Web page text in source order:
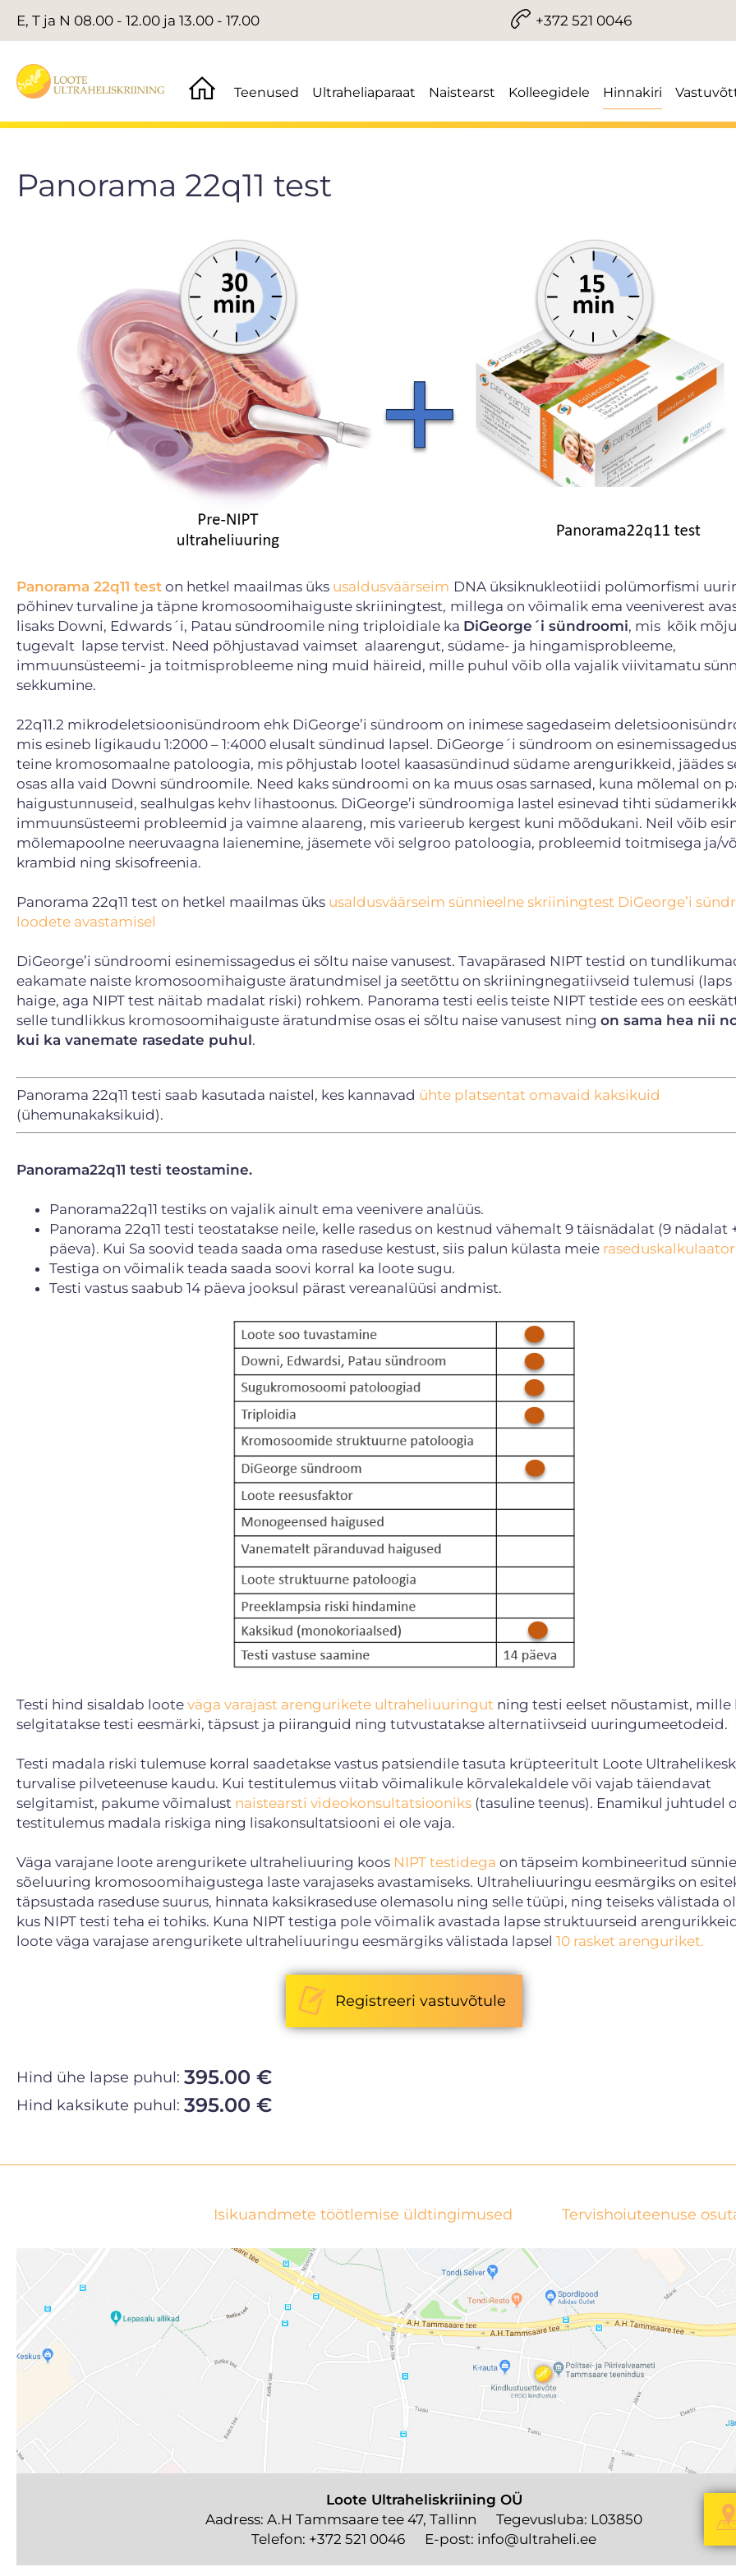
E, T ja N 08.00 - 12.00 ja 13.00 - 17.00 +372 521 0046
Teenused Ultraheliaparaat Naistearst Kolleegidele Hinnakiri
Panorama 22q11 test
Panorama 22q11 test on hetkel maailmas üks usaldusväärseim DNA üksiknukleotiidi polümorfismi
põhinev turvaline ja täpne kromosoomihaiguste skriiningtest, millega on võimalik ema veeniverest
lisaks Downi, Edwards´i, Patau sündroomile ning triploidiale ka DiGeorge´i sündroomi, mis kõik
tugevalt lapse tervist. Need põhjustavad vaimset alaarengut, südame- ja hingamisprobleeme,
immuunsüsteemi- ja toitmisprobleeme ning muid häireid, mille puhul võib olla vajalik viivitamatu
sekkumine.
22q11.2 mikrodeletsioonisündroom ehk DiGeorge’i sündroom on inimese sagedaseim
mis esineb ligikaudu 1:2000 – 1:4000 elusalt sündinud lapsel. DiGeorge´i sündroom on
teine kromosomaalne patoloogia, mis põhjustab lootel kaasasündinud südame arengurikkeid, jäädes
osas alla vaid Downi sündroomile. Need kaks sündroomi on ka muus osas sarnased, kuna mõlemal on
haigustunnuseid, sealhulgas kehv lihastoonus. DiGeorge’i sündroomiga lastel esinevad tihti
immuunsüsteemi probleemid ja vaimne alaareng, mis varieerub kergest kuni mõõdukani. Neil võib
mõlemapoolne neeruvaagna laienemine, jäsemete või selgroo patoloogia, probleemid toitmisega ja/
krambid ning skisofreenia.
Panorama 22q11 test on hetkel maailmas üks usaldusväärseim sünnieelne skriiningtest DiGeorge’i
loodete avastamisel
DiGeorge’i sündroomi esinemissagedus ei sõltu naise vanusest. Tavapärased NIPT testid on
eakamate naiste kromosoomihaiguste äratundmisel ja seetõttu on skriiningnegatiivseid tulemusi (laps
haige, aga NIPT test näitab madalat riski) rohkem. Panorama testi eelis teiste NIPT testide ees on
selle tundlikkus kromosoomihaiguste äratundmise osas ei sõltu naise vanusest ning on sama hea nii
kui ka vanemate rasedate puhul.
Panorama 22q11 testi saab kasutada naistel, kes kannavad ühte platsentat omavaid kaksikuid
(ühemunakaksikuid).
Panorama22q11 testi teostamine.
Panorama22q11 testiks on vajalik ainult ema veenivere analüüs.
Panorama 22q11 testi teostatakse neile, kelle rasedus on kestnud vähemalt 9 täisnädalat (9 nädalat
päeva). Kui Sa soovid teada saada oma raseduse kestust, siis palun külasta meie
Testiga on võimalik teada saada soovi korral ka loote sugu.
Testi vastus saabub 14 päeva jooksul pärast vereanalüüsi andmist.
Testi hind sisaldab loote väga varajast arengurikete ultraheliuuringut ning testi eelset nõustamist, mille
selgitatakse testi eesmärki, täpsust ja piiranguid ning tutvustatakse alternatiivseid uuringumeetodeid.
Testi madala riski tulemuse korral saadetakse vastus patsiendile tasuta krüpteeritult Loote
turvalise pilveteenuse kaudu. Kui testitulemus viitab võimalikule kõrvalekaldele või vajab täiendavat
selgitamist, pakume võimalust naistearsti videokonsultatsiooniks (tasuline teenus). Enamikul juhtudel
testitulemus madala riskiga ning lisakonsultatsiooni ei ole vaja.
Väga varajane loote arengurikete ultraheliuuring koos NIPT testidega on täpseim kombineeritud
sõeluuring kromosoomihaigustega laste varajaseks avastamiseks. Ultraheliuuringu eesmärgiks on
täpsustada raseduse suurus, hinnata kaksikraseduse olemasolu ning selle tüüpi, ning teiseks välistada
kus NIPT testi teha ei tohiks. Kuna NIPT testiga pole võimalik avastada lapse struktuurseid
loote väga varajase arengurikete ultraheliuuringu eesmärgiks välistada lapsel 10 rasket arenguriket.
Registreeri vastuvõtule
Hind ühe lapse puhul: 395.00 €
Hind kaksikute puhul: 395.00 €
Isikuandmete töötlemise üldtingimused Tervishoiuteenuse
Loote Ultraheliskriining OÜ
Aadress: A.H Tammsaare tee 47, Tallinn
Tegevusluba: L03850
Telefon: +372 521 0046 E-post: info@ultraheli.ee